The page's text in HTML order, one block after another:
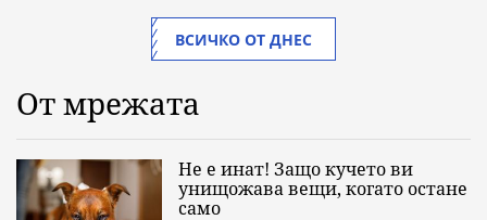
ВСИЧКО ОТ ДНЕС
От мрежата
Не е инат! Защо кучето ви
унищожава вещи, когато остане
само